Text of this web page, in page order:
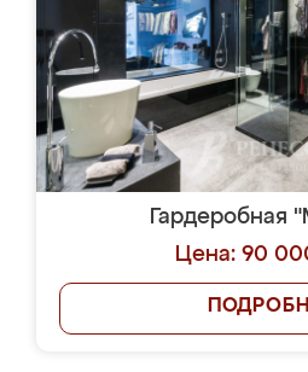
Гардеробная
Цена: 90